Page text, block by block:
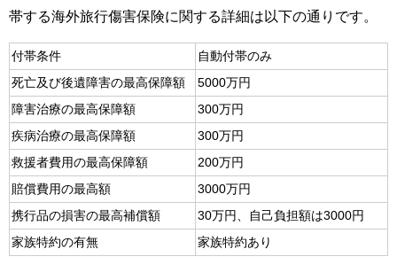
帯する海外旅行傷害保険に関する詳細は以下の通りです。
付帯条件
自動付帯のみ
死亡及び後遺障害の最高保障額
5000万円
障害治療の最高保障額
300万円
疾病治療の最高保障額
300万円
救援者費用の最高保障額
200万円
賠償費用の最高額
3000万円
携行品の損害の最高補償額
30万円、自己負担額は3000円
家族特約の有無
家族特約あり